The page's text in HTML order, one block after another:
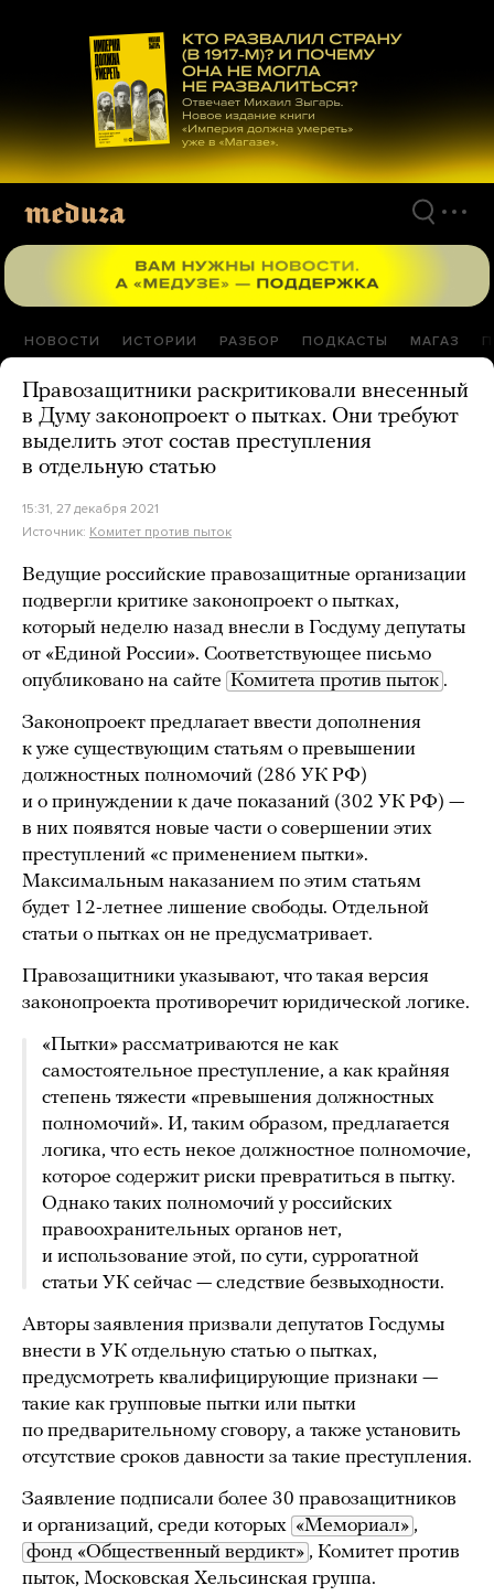
материалам
НОВОСТИ ИСТОРИИ РАЗБОР ПОДКАСТЫ МАГАЗ
Правозащитники раскритиковали внесенный
в Думу законопроект о пытках. Они требуют
выделить этот состав преступления
в отдельную статью
15:31, 27 декабря 2021
Источник: Комитет против пыток
Ведущие российские правозащитные организации
подвергли критике законопроект о пытках,
который неделю назад внесли в Госдуму депутаты
от «Единой России». Соответствующее письмо
опубликовано на сайте Комитета против пыток .
Законопроект предлагает ввести дополнения
к уже существующим статьям о превышении
должностных полномочий (286 УК РФ)
и о принуждении к даче показаний (302 УК РФ) —
в них появятся новые части о совершении этих
преступлений «с применением пытки».
Максимальным наказанием по этим статьям
будет 12-летнее лишение свободы. Отдельной
статьи о пытках он не предусматривает.
Правозащитники указывают, что такая версия
законопроекта противоречит юридической логике.
«Пытки» рассматриваются не как
самостоятельное преступление, а как крайняя
степень тяжести «превышения должностных
полномочий». И, таким образом, предлагается
логика, что есть некое должностное полномочие,
которое содержит риски превратиться в пытку.
Однако таких полномочий у российских
правоохранительных органов нет,
и использование этой, по сути, суррогатной
статьи УК сейчас — следствие безвыходности.
Авторы заявления призвали депутатов Госдумы
внести в УК отдельную статью о пытках,
предусмотреть квалифицирующие признаки —
такие как групповые пытки или пытки
по предварительному сговору, а также установить
отсутствие сроков давности за такие преступления.
Заявление подписали более 30 правозащитников
и организаций, среди которых «Мемориал» ,
фонд «Общественный вердикт» , Комитет против
пыток, Московская Хельсинская группа.